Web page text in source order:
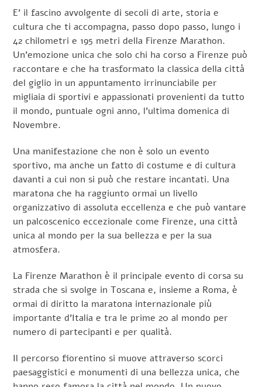
E’ il fascino avvolgente di secoli di arte, storia e
cultura che ti accompagna, passo dopo passo, lungo i
42 chilometri e 195 metri della Firenze Marathon.
Un’emozione unica che solo chi ha corso a Firenze può
raccontare e che ha trasformato la classica della città
del giglio in un appuntamento irrinunciabile per
migliaia di sportivi e appassionati provenienti da tutto
il mondo, puntuale ogni anno, l’ultima domenica di
Novembre.
Una manifestazione che non è solo un evento
sportivo, ma anche un fatto di costume e di cultura
davanti a cui non si può che restare incantati. Una
maratona che ha raggiunto ormai un livello
organizzativo di assoluta eccellenza e che può vantare
un palcoscenico eccezionale come Firenze, una città
unica al mondo per la sua bellezza e per la sua
atmosfera.
La Firenze Marathon è il principale evento di corsa su
strada che si svolge in Toscana e, insieme a Roma, è
ormai di diritto la maratona internazionale più
importante d’Italia e tra le prime 20 al mondo per
numero di partecipanti e per qualità.
Il percorso fiorentino si muove attraverso scorci
paesaggistici e monumenti di una bellezza unica, che